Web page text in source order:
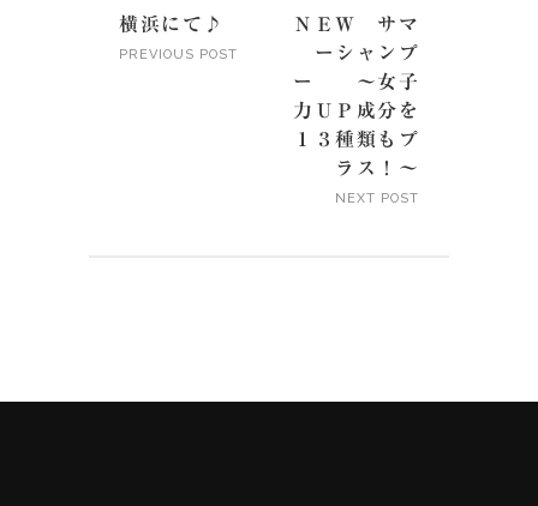
横浜にて♪
PREVIOUS POST
ＮＥＷ サマ
ーシャンプ
ー ～女子
力ＵＰ成分を
１３種類もプ
ラス！～
NEXT POST